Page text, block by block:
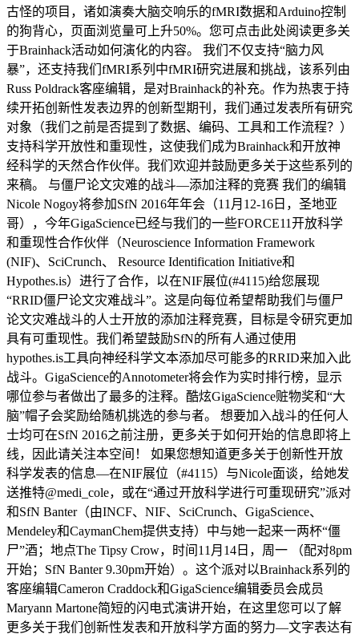
古怪的项目，诸如演奏大脑交响乐的fMRI数据和Arduino控制
的狗背心，页面浏览量可上升50%。您可点击此处阅读更多关
于Brainhack活动如何演化的内容。 我们不仅支持“脑力风
暴”，还支持我们fMRI系列中fMRI研究进展和挑战，该系列由
Russ Poldrack客座编辑，是对Brainhack的补充。作为热衷于持
续开拓创新性发表边界的创新型期刊，我们通过发表所有研究
对象（我们之前是否提到了数据、编码、工具和工作流程？）
支持科学开放性和重现性，这使我们成为Brainhack和开放神
经科学的天然合作伙伴。我们欢迎并鼓励更多关于这些系列的
来稿。 与僵尸论文灾难的战斗—添加注释的竞赛 我们的编辑
Nicole Nogoy将参加SfN 2016年年会（11月12-16日，圣地亚
哥），今年GigaScience已经与我们的一些FORCE11开放科学
和重现性合作伙伴（Neuroscience Information Framework
(NIF)、SciCrunch、 Resource Identification Initiative和
Hypothes.is）进行了合作，以在NIF展位(#4115)给您展现
“RRID僵尸论文灾难战斗”。这是向每位希望帮助我们与僵尸
论文灾难战斗的人士开放的添加注释竞赛，目标是令研究更加
具有可重现性。我们希望鼓励SfN的所有人通过使用
hypothes.is工具向神经科学文本添加尽可能多的RRID来加入此
战斗。GigaScience的Annotometer将会作为实时排行榜，显示
哪位参与者做出了最多的注释。酷炫GigaScience赃物奖和“大
脑”帽子会奖励给随机挑选的参与者。 想要加入战斗的任何人
士均可在SfN 2016之前注册，更多关于如何开始的信息即将上
线，因此请关注本空间！ 如果您想知道更多关于创新性开放
科学发表的信息—在NIF展位（#4115）与Nicole面谈，给她发
送推特@medi_cole，或在“通过开放科学进行可重现研究”派对
和SfN Banter（由INCF、NIF、SciCrunch、GigaScience、
Mendeley和CaymanChem提供支持）中与她一起来一两杯“僵
尸”酒；地点The Tipsy Crow，时间11月14日，周一 （配对8pm
开始；SfN Banter 9.30pm开始）。这个派对以Brainhack系列的
客座编辑Cameron Craddock和GigaScience编辑委员会成员
Maryann Martone简短的闪电式演讲开始，在这里您可以了解
更多关于我们创新性发表和开放科学方面的努力—文字表达有